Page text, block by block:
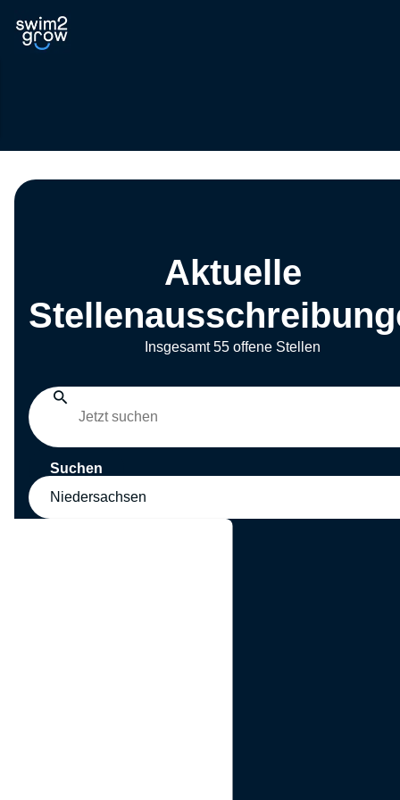
Aktuelle
Insgesamt 55 offene Stellen
Suchen
Niedersachsen